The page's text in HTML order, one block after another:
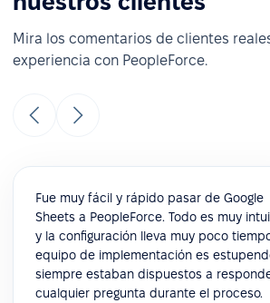
Mira los comentarios de clientes
experiencia con PeopleForce.
Fue muy fácil y rápido pasar de Google
Sheets a PeopleForce. Todo es muy
y la configuración lleva muy poco
equipo de implementación es
siempre estaban dispuestos a
cualquier pregunta durante el proceso.